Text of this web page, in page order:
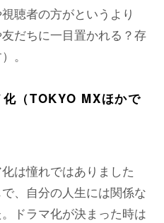
聴者の方がというより
だちに一目置かれる？存
。
（TOKYO MXほかで
は憧れではありました
、自分の人生には関係な
ドラマ化が決まった時は